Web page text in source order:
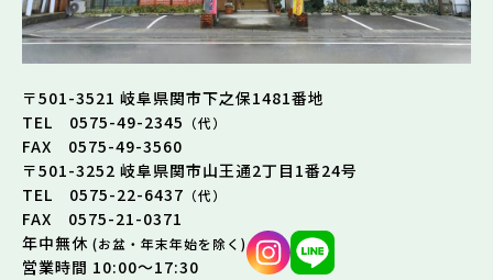
〒501-3521 岐阜県関市下之保1481番地
TEL 0575-49-2345 （代）
FAX 0575-49-3560
〒501-3252 岐阜県関市山王通2丁目1番24号
TEL 0575-22-6437 （代）
FAX 0575-21-0371
年中無休 (お盆・年末年始を除く)
営業時間 10:00～17:30